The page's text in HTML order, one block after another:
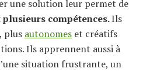
une solution leur permet de
compétences.Ils
plus autonomes et créatifs
Ils apprennent aussi à
situation frustrante, un